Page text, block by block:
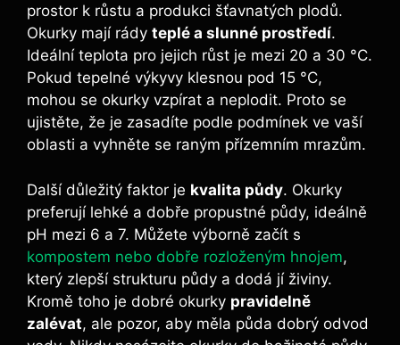
prostor k růstu a produkci šťavnatých plodů.
Okurky mají rády teplé a slunné prostředí.
Ideální teplota pro jejich růst je mezi 20 a 30 °C.
Pokud tepelné výkyvy klesnou pod 15 °C,
mohou se okurky vzpírat a neplodit. Proto se
ujistěte, že je zasadíte podle podmínek ve vaší
oblasti a vyhněte se raným přízemním mrazům.
Další důležitý faktor je kvalita půdy. Okurky
preferují lehké a dobře propustné půdy, ideálně
pH mezi 6 a 7. Můžete výborně začít s
kompostem nebo dobře rozloženým hnojem,
který zlepší strukturu půdy a dodá jí živiny.
Kromě toho je dobré okurky pravidelně
zalévat, ale pozor, aby měla půda dobrý odvod